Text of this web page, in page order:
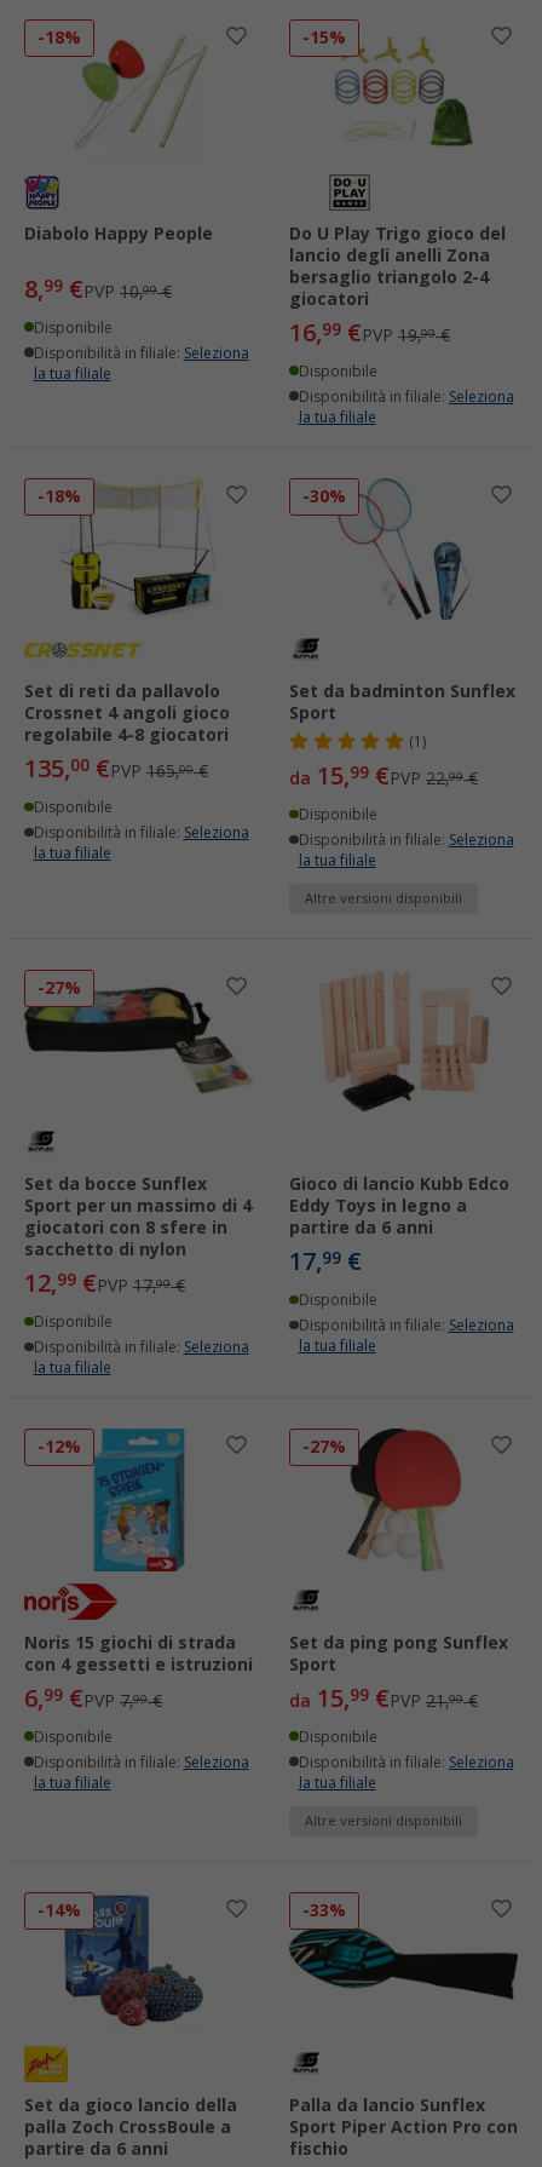
-18%
Diabolo Happy People
8,99 €PVP 10,99€
Disponibile
Disponibilità in filiale: Seleziona
la tua filiale
-15%
Do U Play Trigo gioco del
lancio degli anelli Zona
bersaglio triangolo 2-4
giocatori
16,99 €PVP 19,99€
Disponibile
Disponibilità in filiale: Seleziona
la tua filiale
-18%
Set di reti da pallavolo
Crossnet 4 angoli gioco
regolabile 4-8 giocatori
135,00 €PVP 165,00€
Disponibile
Disponibilità in filiale: Seleziona
la tua filiale
-30%
Set da badminton Sunflex
Sport
(1)
da 15,99 €PVP 22,99€
Disponibile
Disponibilità in filiale: Seleziona
la tua filiale
Altre versioni disponibili
-27%
Set da bocce Sunflex
Sport per un massimo di 4
giocatori con 8 sfere in
sacchetto di nylon
12,99 €PVP 17,99€
Disponibile
Disponibilità in filiale: Seleziona
la tua filiale
Gioco di lancio Kubb Edco
Eddy Toys in legno a
partire da 6 anni
17,99 €
Disponibile
Disponibilità in filiale: Seleziona
la tua filiale
-12%
Noris 15 giochi di strada
con 4 gessetti e istruzioni
6,99 €PVP 7,99€
Disponibile
Disponibilità in filiale: Seleziona
la tua filiale
-27%
Set da ping pong Sunflex
Sport
da 15,99 €PVP 21,99€
Disponibile
Disponibilità in filiale: Seleziona
la tua filiale
Altre versioni disponibili
-14%
Set da gioco lancio della
palla Zoch CrossBoule a
partire da 6 anni
-33%
Palla da lancio Sunflex
Sport Piper Action Pro con
fischio